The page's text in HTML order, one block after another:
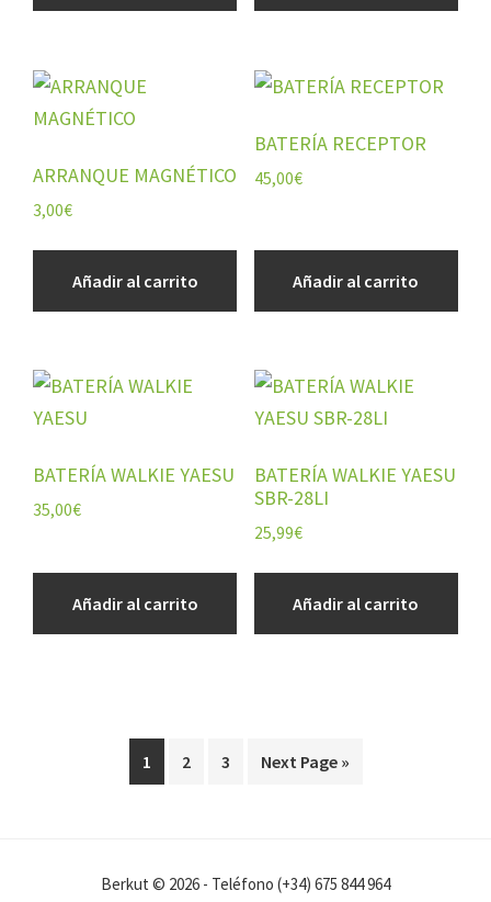
ARRANQUE MAGNÉTICO
3,00€
Añadir al carrito
BATERÍA RECEPTOR
45,00€
Añadir al carrito
BATERÍA WALKIE YAESU
35,00€
Añadir al carrito
BATERÍA WALKIE YAESU
SBR-28LI
25,99€
Añadir al carrito
1 2 3 Next Page »
Berkut © 2026 - Teléfono (+34) 675 844 964